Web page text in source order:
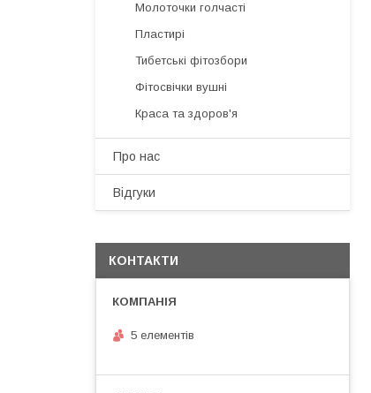
Молоточки голчасті
Пластирі
Тибетські фітозбори
Фітосвічки вушні
Краса та здоров'я
Про нас
Відгуки
КОНТАКТИ
5 елементів